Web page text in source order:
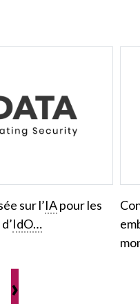
sur l’IApour les
IdO…
›